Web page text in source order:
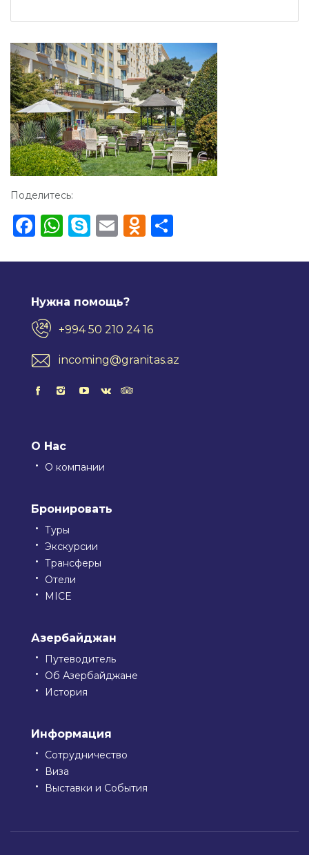
Поделитесь:
Facebook
WhatsApp
Skype
EmailOdnoklassniki
Нужна помощь?
+994 50 210 24 16
incoming@granitas.az
О Нас
О компании
Бронировать
Туры
Экскурсии
Трансферы
Отели
MICE
Азербайджан
Путеводитель
Об Азербайджане
История
Информация
Сотрудничество
Виза
Выставки и События